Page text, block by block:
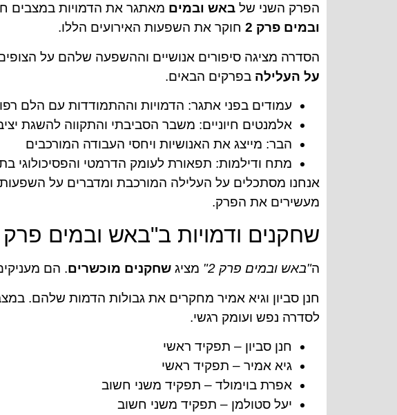
הפרק השני של באש ובמים מאתגר את הדמויות במצבים
ובמים פרק 2
חוקר את השפעות האירועים הללו.
הסדרה מציגה סיפורים אנושיים וההשפעה שלהם על
על העלילה בפרקים הבאים.
עמודים בפני אתגר: הדמויות וההתמודדות עם הלם
אלמנטים חיוניים: משבר הסביבתי והתקווה להשגת
הבר: מייצג את האנושיות ויחסי העבודה המורכבים
מתח ודילמות: תפאורת לעומק הדרמטי והפסיכולוגי
אנחנו מסתכלים על העלילה המורכבת ומדברים על
מעשירים את הפרק.
שחקנים ודמויות ב"באש ובמים פרק 2"
ה"באש ובמים פרק 2" מציג שחקנים מוכשרים. הם
חנן סביון וגיא אמיר מחקרים את גבולות הדמות שלהם.
לסדרה נפש ועומק רגשי.
חנן סביון – תפקיד ראשי
גיא אמיר – תפקיד ראשי
אפרת בוימולד – תפקיד משני חשוב
יעל סטולמן – תפקיד משני חשוב